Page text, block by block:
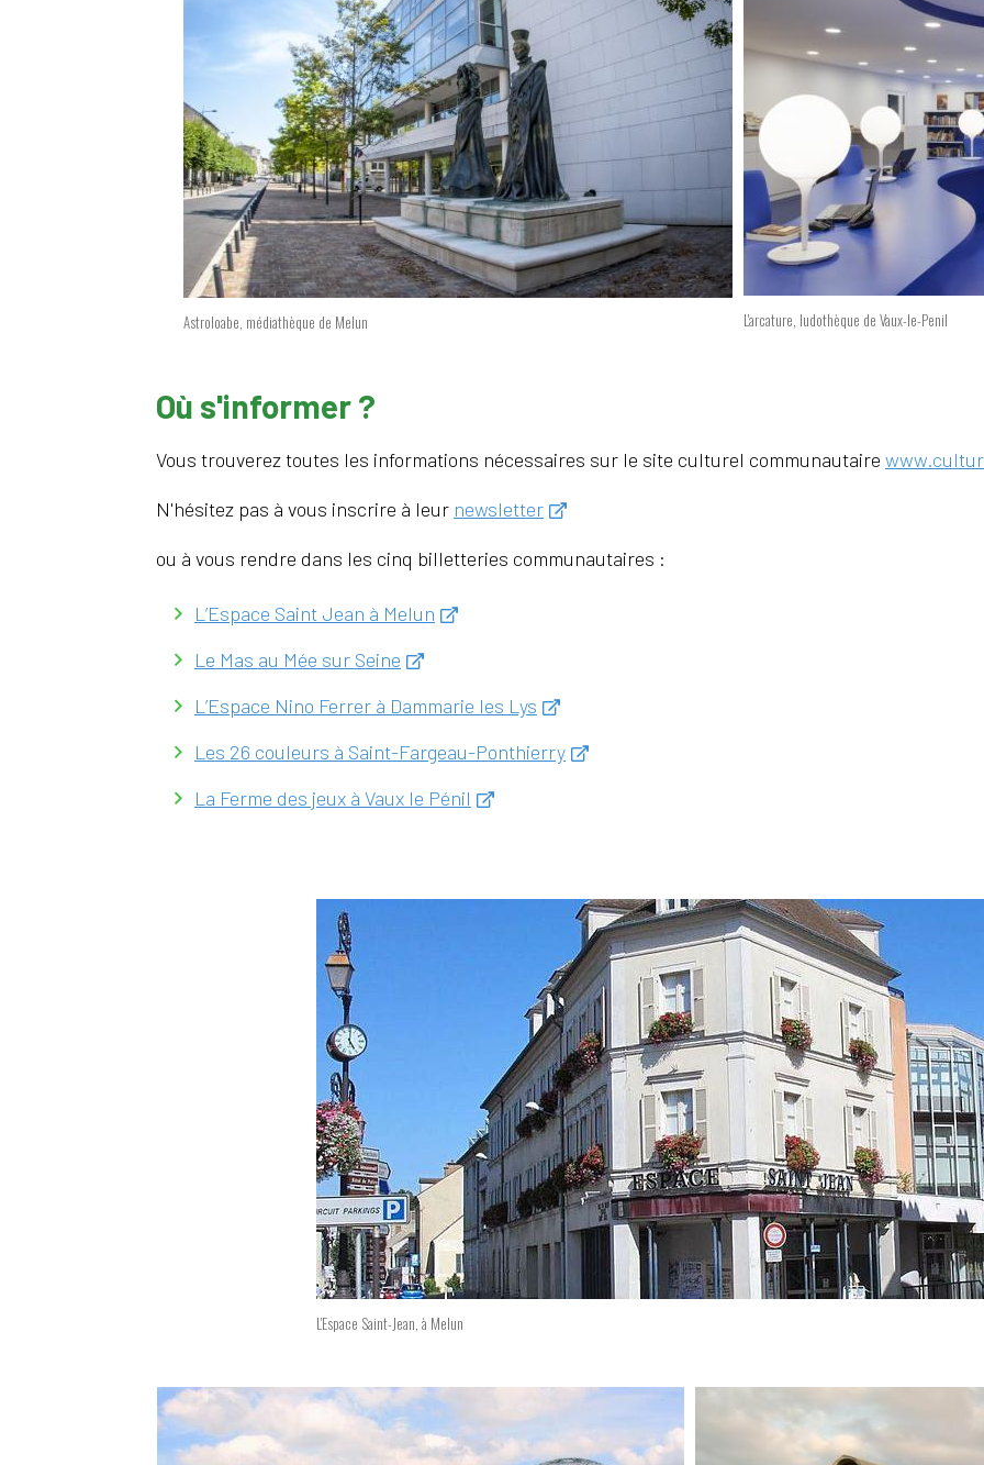
Astroloabe, médiathèque de Melun L'arcature, ludothèque de Vaux-le-Penil
Où s'informer ?
Vous trouverez toutes les informations nécessaires sur le site culturel communautaire
N'hésitez pas à vous inscrire à leur newsletter
ou à vous rendre dans les cinq billetteries communautaires :
L’Espace Saint Jean à Melun
Le Mas au Mée sur Seine
L’Espace Nino Ferrer à Dammarie les Lys
Les 26 couleurs à Saint-Fargeau-Ponthierry
La Ferme des jeux à Vaux le Pénil
L'Espace Saint-Jean, à Melun